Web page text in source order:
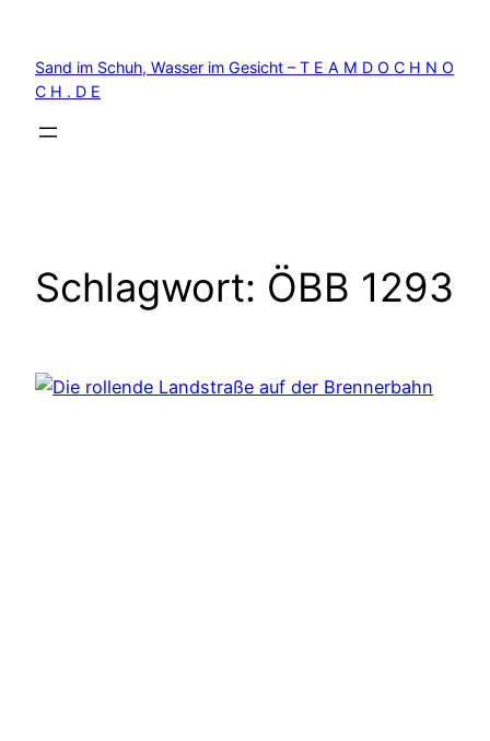
springen
Sand im Schuh, Wasser im Gesicht – T E A M D O C H N O
C H . D E
Schlagwort: ÖBB 1293